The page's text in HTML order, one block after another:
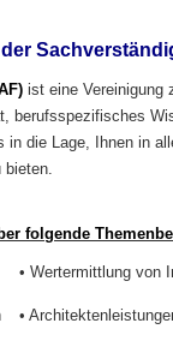
ist eine Vereinigung
berufsspezifisches
die Lage, Ihnen in
folgende
• Wertermittlung von
•